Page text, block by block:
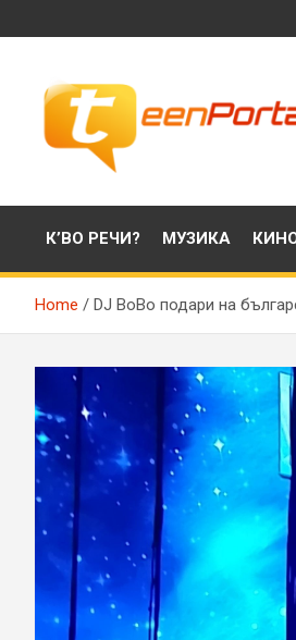
to
TeenPortall
К’ВО РЕЧИ? МУЗИКА
Home DJ BoBo подари на